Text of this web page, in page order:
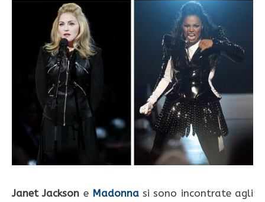
Janet Jackson e Madonnasi sono incontrate agli